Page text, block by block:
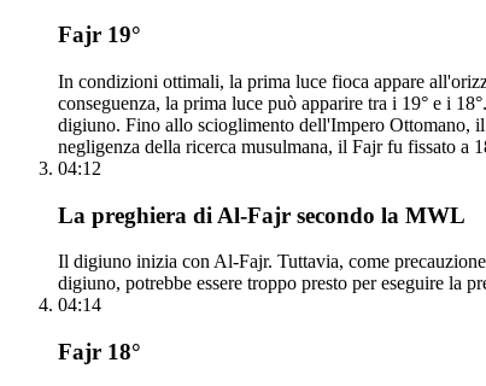
Fajr 19°
In condizioni ottimali, la prima luce fioca appare
conseguenza, la prima luce può apparire tra i 19° e i
digiuno. Fino allo scioglimento dell'Impero Ottomano,
negligenza della ricerca musulmana, il Fajr fu fissato a
04:12
La preghiera di Al-Fajr secondo la MWL
Il digiuno inizia con Al-Fajr. Tuttavia, come
digiuno, potrebbe essere troppo presto per eseguire la
04:14
Fajr 18°